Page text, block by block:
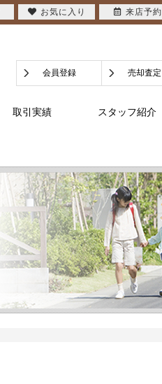
会員登録 売却査定
取引実績 スタッフ紹介
お気に入り 来店予約